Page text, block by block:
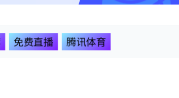
免费直播 腾讯体育